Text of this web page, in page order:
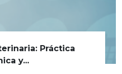
Práctica
y...